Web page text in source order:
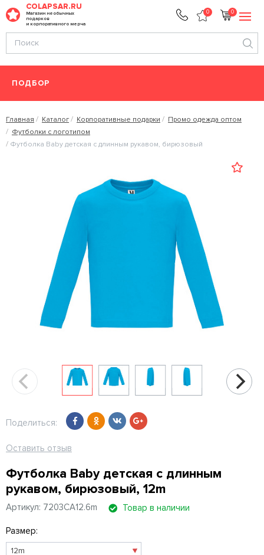
COLAPSAR.RU
Магазин необычных
подарков
и корпоративного мерча
0 0
ПОДБОР
Главная Каталог Корпоративные подарки
Промо одежда оптом
Футболки с логотипом
Футболка Baby детская с длинным рукавом, бирюзовый
Поделиться:
Оставить отзыв
Футболка Baby детская с длинным
рукавом, бирюзовый, 12m
Артикул: 7203CA12.6m Товар в наличии
Размер: